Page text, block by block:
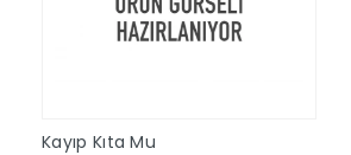
Kayıp Kıta Mu